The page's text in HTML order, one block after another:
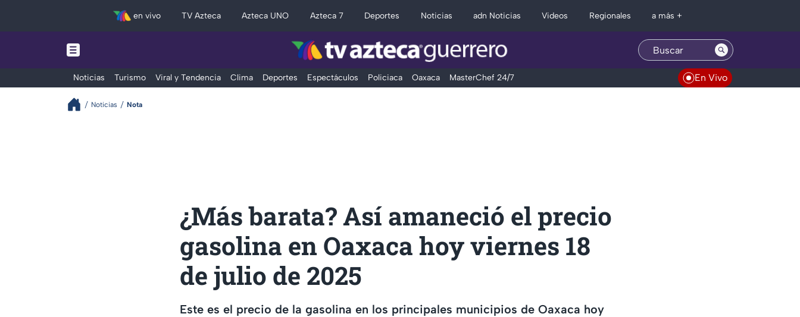
en vivo TV Azteca Azteca UNO Azteca 7 Deportes Noticias adn Noticias Videos Regionales a más +
Noticias Turismo Viral y Tendencia Clima Deportes Espectáculos Policiaca Oaxaca MasterChef 24/7 En Vivo
Noticias Nota
¿Más barata? Así amaneció el precio
gasolina en Oaxaca hoy viernes 18
de julio de 2025
Este es el precio de la gasolina en los principales municipios de Oaxaca hoy